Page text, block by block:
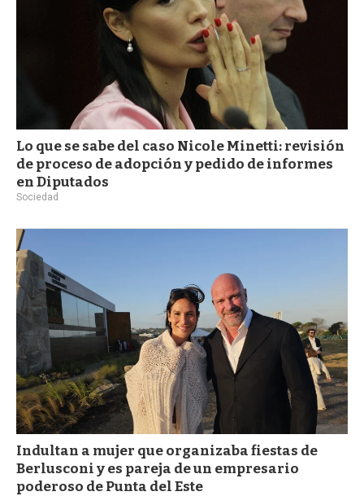
Lo que se sabe del caso Nicole Minetti: revisión
de proceso de adopción y pedido de informes
en Diputados
Sociedad
Indultan a mujer que organizaba fiestas de
Berlusconi y es pareja de un empresario
poderoso de Punta del Este